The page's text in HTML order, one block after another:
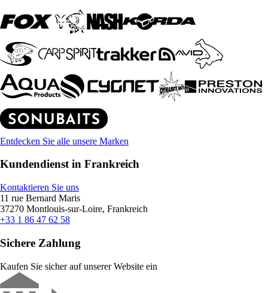
Entdecken Sie alle unsere Marken
Kundendienst in Frankreich
Kontaktieren Sie uns
11 rue Bernard Maris
37270 Montlouis-sur-Loire, Frankreich
+33 1 86 47 62 58
Sichere Zahlung
Kaufen Sie sicher auf unserer Website ein